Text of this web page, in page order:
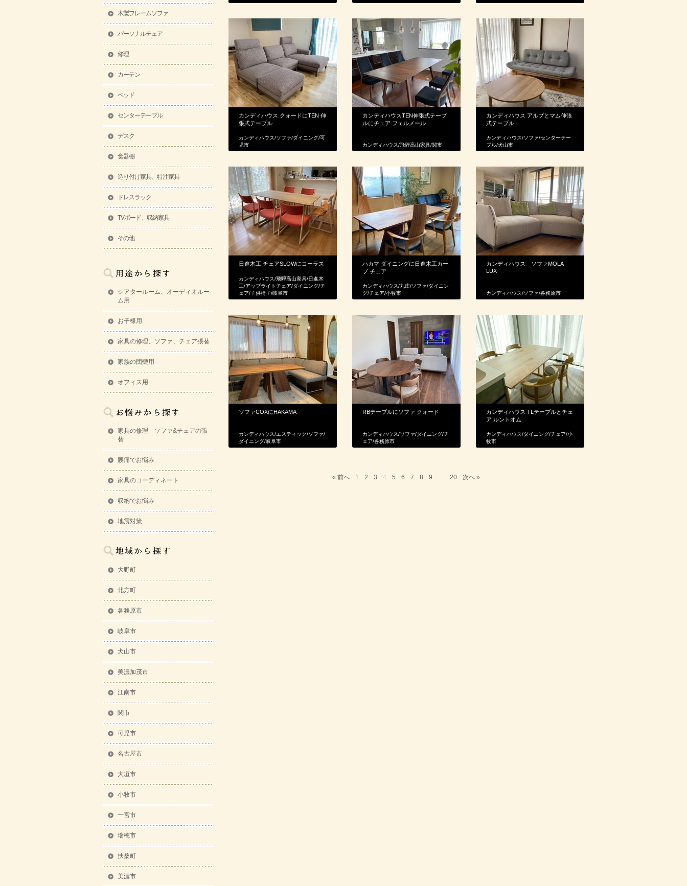
カンディハウス クォードにTEN 伸
張式テーブル
カンディハウス/ソファ/ダイニング/可
児市
カンディハウスTEN伸張式テーブ
ルにチェア フェルメール
カンディハウス/飛騨高山家具/関市
カンディハウス アルプとマム伸張
式テーブル
カンディハウス/ソファ/センターテー
ブル/犬山市
日進木工 チェアSLOWにコーラス
カンディハウス/飛騨高山家具/日進木
工/アップライトチェア/ダイニング/チ
ェア/子供椅子/岐阜市
ハカマ ダイニングに日進木工カー
ブ チェア
カンディハウス/丸庄/ソファ/ダイニン
グ/チェア/小牧市
カンディハウス ソファMOLA
LUX
カンディハウス/ソファ/各務原市
ソファCOXにHAKAMA
カンディハウス/エスティック/ソファ/
ダイニング/岐阜市
RBテーブルにソファ クォード
カンディハウス/ソファ/ダイニング/チ
ェア/各務原市
カンディハウス TLテーブルとチェ
ア ルントオム
カンディハウス/ダイニング/チェア/小
牧市
« 前へ 1 2 3 4 5 6 7 8 9 … 20 次へ »
木製フレームソファ
パーソナルチェア
修理
カーテン
ベッド
センターテーブル
デスク
食器棚
造り付け家具、特注家具
ドレスラック
TVボード、収納家具
その他
シアタールーム、オーディオルー
ム用
お子様用
家具の修理、ソファ、チェア張替
家族の団欒用
オフィス用
家具の修理 ソファ&チェアの張
替
腰痛でお悩み
家具のコーディネート
収納でお悩み
地震対策
大野町
北方町
各務原市
岐阜市
犬山市
美濃加茂市
江南市
関市
可児市
名古屋市
大垣市
小牧市
一宮市
瑞穂市
扶桑町
美濃市